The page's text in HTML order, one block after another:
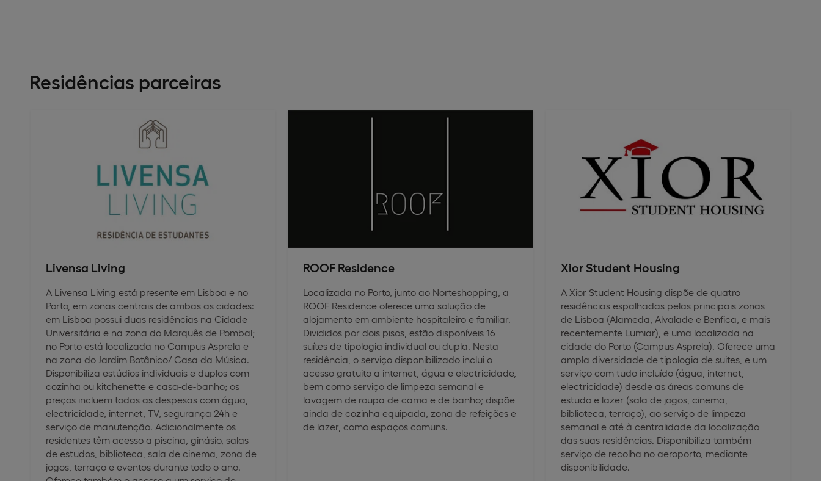
Residências parceiras
Livensa Living
A Livensa Living está presente em Lisboa e no
Porto, em zonas centrais de ambas as cidades:
em Lisboa possui duas residências na Cidade
Universitária e na zona do Marquês de Pombal;
no Porto está localizada no Campus Asprela e
na zona do Jardim Botânico/ Casa da Música.
Disponibiliza estúdios individuais e duplos com
cozinha ou kitchenette e casa-de-banho; os
preços incluem todas as despesas com água,
electricidade, internet, TV, segurança 24h e
serviço de manutenção. Adicionalmente os
residentes têm acesso a piscina, ginásio, salas
de estudos, biblioteca, sala de cinema, zona de
jogos, terraço e eventos durante todo o ano.
ROOF Residence
Localizada no Porto, junto ao Norteshopping, a
ROOF Residence oferece uma solução de
alojamento em ambiente hospitaleiro e familiar.
Divididos por dois pisos, estão disponíveis 16
suítes de tipologia individual ou dupla. Nesta
residência, o serviço disponibilizado inclui o
acesso gratuito a internet, água e electricidade,
bem como serviço de limpeza semanal e
lavagem de roupa de cama e de banho; dispõe
ainda de cozinha equipada, zona de refeições e
de lazer, como espaços comuns.
Xior Student Housing
A Xior Student Housing dispõe de quatro
residências espalhadas pelas principais zonas
de Lisboa (Alameda, Alvalade e Benfica, e mais
recentemente Lumiar), e uma localizada na
cidade do Porto (Campus Asprela). Oferece uma
ampla diversidade de tipologia de suites, e um
serviço com tudo incluído (água, internet,
electricidade) desde as áreas comuns de
estudo e lazer (sala de jogos, cinema,
biblioteca, terraço), ao serviço de limpeza
semanal e até à centralidade da localização
das suas residências. Disponibiliza também
serviço de recolha no aeroporto, mediante
disponibilidade.